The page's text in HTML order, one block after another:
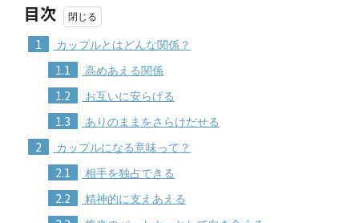
目次
1 カップルとはどんな関係？
1.1 高めあえる関係
1.2 お互いに安らげる
1.3 ありのままをさらけだせる
2 カップルになる意味って？
2.1 相手を独占できる
2.2 精神的に支えあえる